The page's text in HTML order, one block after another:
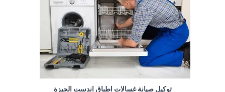
توكيل صيانة غسالات اطباق اندست الجيزة